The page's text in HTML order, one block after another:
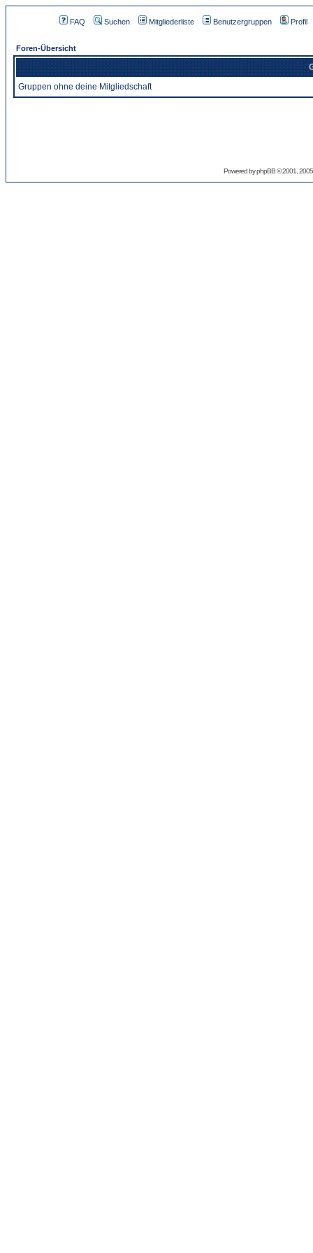
FAQ Suchen Mitgliederliste Benutzergruppen Profil
Foren-Übersicht
Gruppen ohne deine Mitgliedschaft
Powered byphpBB© 2001,